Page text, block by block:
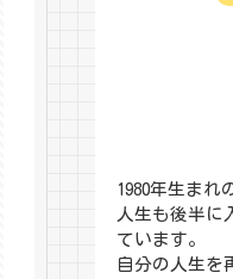
1980年生まれ
人生も後半に
ています。
自分の人生を